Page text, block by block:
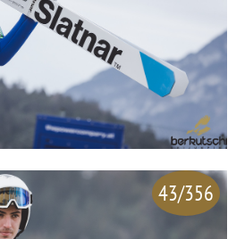
43/356